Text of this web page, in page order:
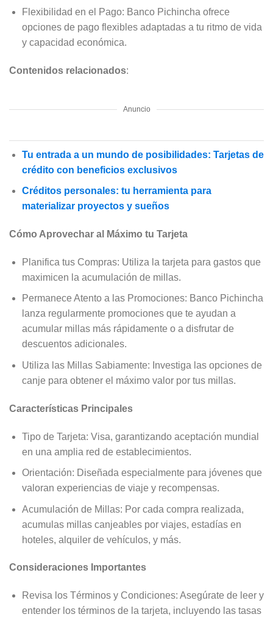
Flexibilidad en el Pago: Banco Pichincha ofrece
opciones de pago flexibles adaptadas a tu ritmo de vida
y capacidad económica.
Contenidos relacionados:
Anuncio
Tu entrada a un mundo de posibilidades: Tarjetas de
crédito con beneficios exclusivos
Créditos personales: tu herramienta para
materializar proyectos y sueños
Cómo Aprovechar al Máximo tu Tarjeta
Planifica tus Compras: Utiliza la tarjeta para gastos que
maximicen la acumulación de millas.
Permanece Atento a las Promociones: Banco Pichincha
lanza regularmente promociones que te ayudan a
acumular millas más rápidamente o a disfrutar de
descuentos adicionales.
Utiliza las Millas Sabiamente: Investiga las opciones de
canje para obtener el máximo valor por tus millas.
Características Principales
Tipo de Tarjeta: Visa, garantizando aceptación mundial
en una amplia red de establecimientos.
Orientación: Diseñada especialmente para jóvenes que
valoran experiencias de viaje y recompensas.
Acumulación de Millas: Por cada compra realizada,
acumulas millas canjeables por viajes, estadías en
hoteles, alquiler de vehículos, y más.
Consideraciones Importantes
Revisa los Términos y Condiciones: Asegúrate de leer y
entender los términos de la tarjeta, incluyendo las tasas